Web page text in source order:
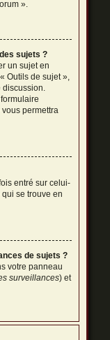
».
sujets ?
un sujet en
Outils de sujet »,
discussion.
vous permettra
entré sur celui-
se trouve en
de sujets ?
votre panneau
surveillances) et